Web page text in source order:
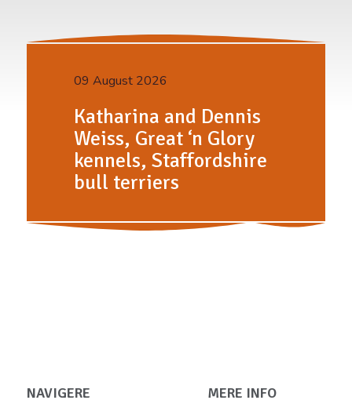
09 August 2026
Katharina and Dennis
Weiss, Great ‘n Glory
kennels, Staffordshire
bull terriers
NAVIGERE MERE INFO